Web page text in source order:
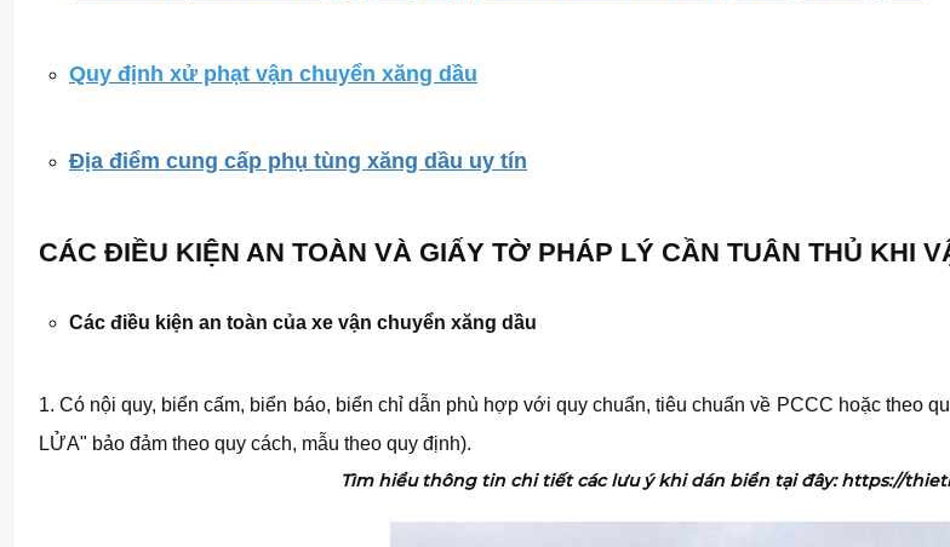
Quy định xử phạt vận chuyển xăng dầu
Địa điểm cung cấp phụ tùng xăng dầu uy tín
CÁC ĐIỀU KIỆN AN TOÀN VÀ GIẤY TỜ PHÁP LÝ CẦN TUÂN THỦ KHI
Các điều kiện an toàn của xe vận chuyển xăng dầu
1. Có nội quy, biển cấm, biển báo, biển chỉ dẫn phù hợp với quy chuẩn, tiêu chuẩn về PCCC hoặc theo
LỬA" bảo đảm theo quy cách, mẫu theo quy định).
Tìm hiểu thông tin chi tiết các lưu ý khi dán biển tại đây: https://